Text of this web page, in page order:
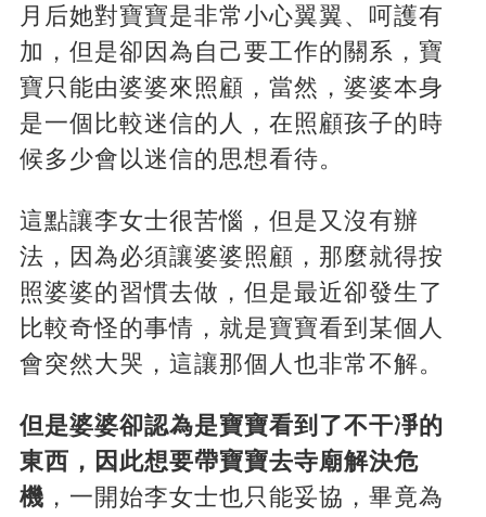
月后她對寶寶是非常小心翼翼、呵護有
加，但是卻因為自己要工作的關系，寶
寶只能由婆婆來照顧，當然，婆婆本身
是一個比較迷信的人，在照顧孩子的時
候多少會以迷信的思想看待。
這點讓李女士很苦惱，但是又沒有辦
法，因為必須讓婆婆照顧，那麼就得按
照婆婆的習慣去做，但是最近卻發生了
比較奇怪的事情，就是寶寶看到某個人
會突然大哭，這讓那個人也非常不解。
但是婆婆卻認為是寶寶看到了不干凈的
東西，因此想要帶寶寶去寺廟解決危
機 ，一開始李女士也只能妥協，畢竟為